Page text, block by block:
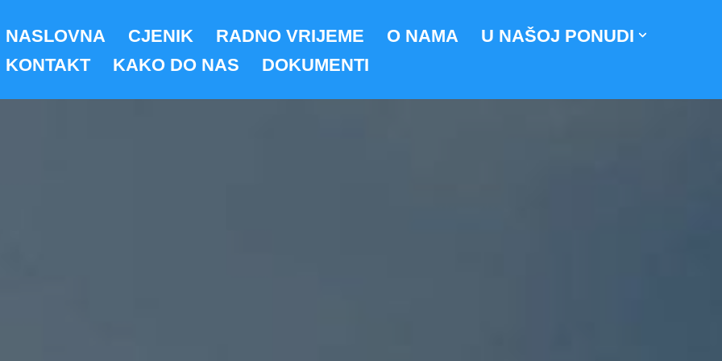
NASLOVNA CJENIK RADNO VRIJEME O NAMA
U NAŠOJ PONUDI
KONTAKT
KAKO DO NAS DOKUMENTI